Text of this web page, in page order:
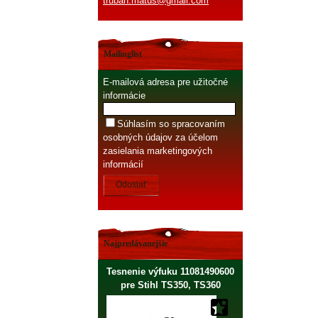
Mailinglist
E-mailová adresa pre užitočné
informácie
Súhlasím so spracovaním
osobných údajov za účelom
zasielania marketingových
informácií
Odoslať
Najpredávanejšie
Tesnenie výfuku 11081490600
pre Stihl TS350, TS360